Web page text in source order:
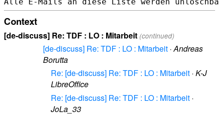
Context
[de-discuss] Re: TDF : LO : Mitarbeit (continued)
[de-discuss] Re: TDF : LO : Mitarbeit ·Andreas
Borutta
Re: [de-discuss] Re: TDF : LO : Mitarbeit · K-J
LibreOffice
Re: [de-discuss] Re: TDF : LO : Mitarbeit ·
JoLa_33